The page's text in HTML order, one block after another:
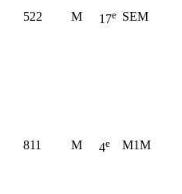
522 M 17e SEM
811 M 4e M1M